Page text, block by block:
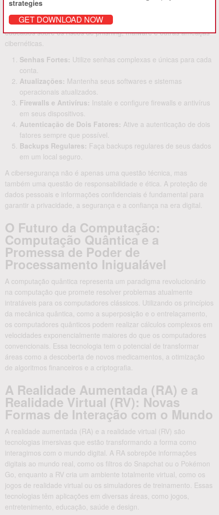
strategies
GET DOWNLOAD NOW
de dados. Além disso, é fundamental que os usuários sejam
educados sobre os riscos de phishing, malware e outras ameaças
cibernéticas.
Senhas Fortes: Utilize senhas complexas e únicas para cada
conta.
Atualizações: Mantenha seus softwares e sistemas
operacionais atualizados.
Firewalls e Antivírus: Instale e configure firewalls e antivírus
em seus dispositivos.
Autenticação de Dois Fatores: Ative a autenticação de dois
fatores sempre que possível.
Backups Regulares: Faça backups regulares de seus dados
em um local seguro.
A cibersegurança não é apenas uma questão técnica, mas
também uma questão de responsabilidade e ética. A proteção de
dados pessoais e informações confidenciais é fundamental para
garantir a privacidade, a segurança e a confiança na era digital.
O Futuro da Computação:
Computação Quântica e a
Promessa de Poder de
Processamento Inigualável
A computação quântica representa um paradigma revolucionário
na computação que promete resolver problemas atualmente
intratáveis para os computadores clássicos. Utilizando os princípios
da mecânica quântica, como a superposição e o entrelaçamento,
os computadores quânticos podem realizar cálculos complexos em
velocidades exponencialmente maiores do que os computadores
convencionais. Essa tecnologia tem o potencial de transformar
áreas como a descoberta de novos medicamentos, a otimização
de algoritmos financeiros e a criptografia.
A Realidade Aumentada (RA) e a
Realidade Virtual (RV): Novas
Formas de Interação com o Mundo
A realidade aumentada (RA) e a realidade virtual (RV) são
tecnologias imersivas que estão transformando a forma como
interagimos com o mundo digital. A RA sobrepõe informações
digitais ao mundo real, como os filtros do Snapchat ou o Pokémon
Go, enquanto a RV cria um ambiente totalmente virtual, como os
jogos de realidade virtual ou os simuladores de treinamento. Essas
tecnologias têm aplicações em diversas áreas, como jogos,
entretenimento, educação, saúde e design.